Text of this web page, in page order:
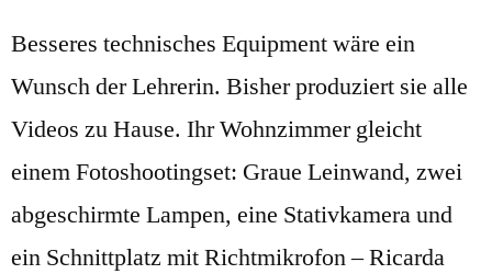
Besseres technisches Equipment wäre ein
Wunsch der Lehrerin. Bisher produziert sie alle
Videos zu Hause. Ihr Wohnzimmer gleicht
einem Fotoshootingset: Graue Leinwand, zwei
abgeschirmte Lampen, eine Stativkamera und
ein Schnittplatz mit Richtmikrofon – Ricarda